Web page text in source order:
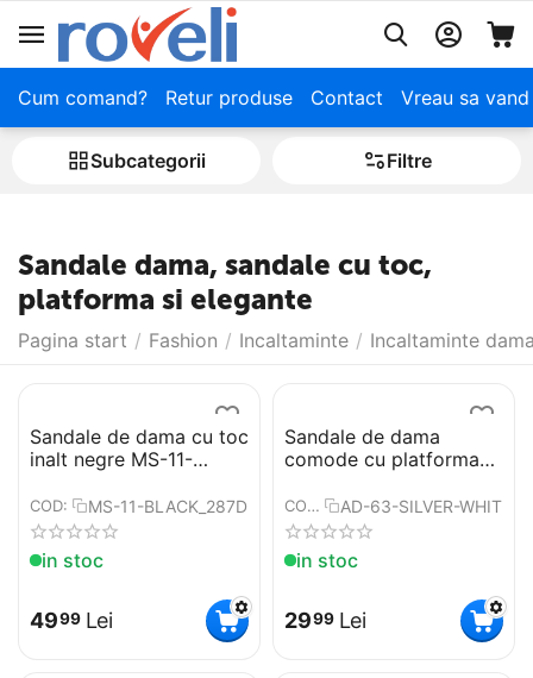
Cum comand? Retur produse Contact Vreau sa
Subcategorii Filtre
Sandale dama, sandale cu toc,
platforma si elegante
Pagina start / Fashion / Incaltaminte / Incaltaminte
Sandale de dama cu toc
inalt negre MS-11-
COD: MS-11-BLACK_287D
in stoc
4999 Lei
Sandale de dama
comode cu platforma​
COD: AD-63-SILVER-WHITE
in stoc
2999 Lei